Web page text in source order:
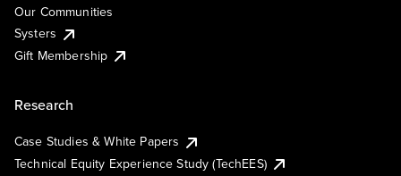
Our Communities
Systers
Gift Membership
Research
Case Studies & White Papers
Technical Equity Experience Study (TechEES)